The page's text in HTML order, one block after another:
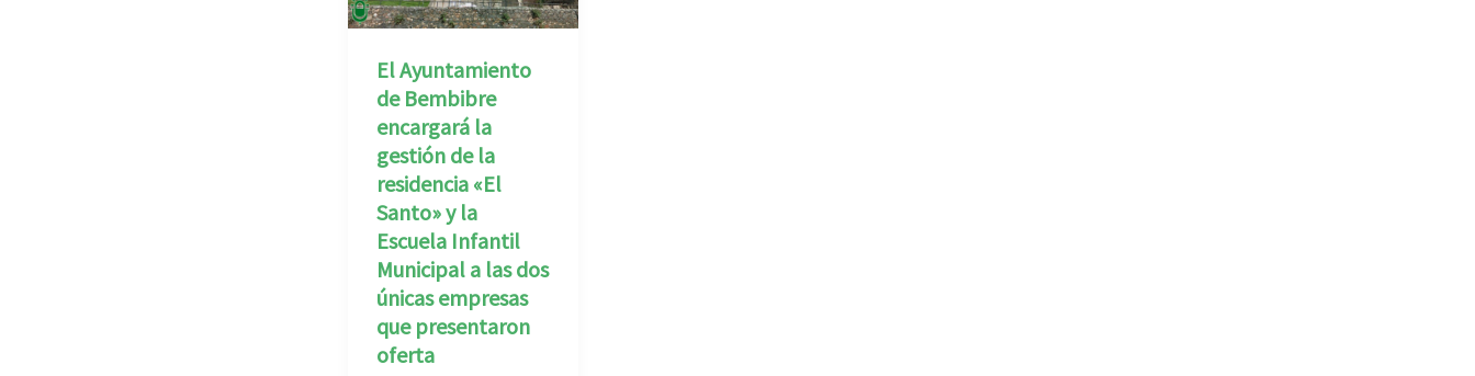
El Ayuntamiento
de Bembibre
encargará la
gestión de la
residencia «El
Santo» y la
Escuela Infantil
Municipal a las dos
únicas empresas
que presentaron
oferta